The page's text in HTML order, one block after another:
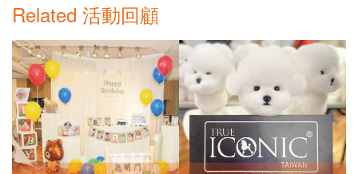
Related 活動回顧